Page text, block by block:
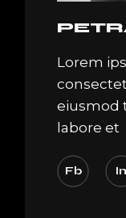
Lorem
eiusmod
labore et
Fb In